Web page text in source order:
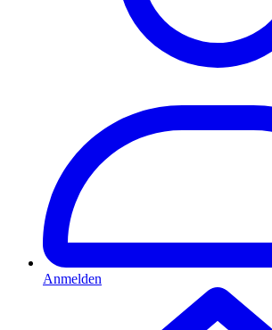
Anmelden